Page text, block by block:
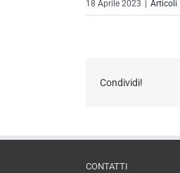
18 Aprile 2023 Articoli
Condividi!
CONTATTI